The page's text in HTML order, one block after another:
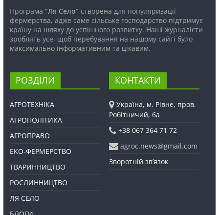
Програма “Ля Село”створена для популяризації
фермерства, адже саме сільське господарство підтримує
країну на шляху до успішного розвитку. Наші журналісти
зроблять усе, щоб перебування на нашому сайті було
максимально інформативним та цікавим.
РОЗДІЛИ
АГРОТЕХНІКА
АГРОПОЛІТИКА
АГРОПРАВО
ЕКО-ФЕРМЕРСТВО
ТВАРИННИЦТВО
РОСЛИННИЦТВО
ЛЯ СЕЛО
КОНТАКТИ
Україна, м. Рівне, пров.
Робітничий, 6а
+38 067 364 71 72
agroc.news@gmail.com
Зворотній зв’язок